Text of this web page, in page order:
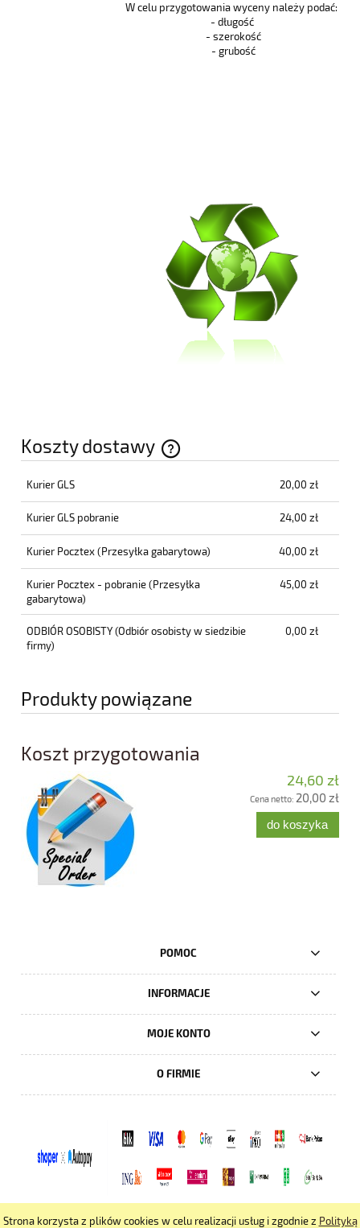
Strona korzysta z plików cookies w celu realizacji usług i zgodnie z Polityką
W celu przygotowania wyceny należy podać:
- długość
- szerokość
- grubość
Koszty dostawy
Cena nie zawiera ewentualnych kosztów płatności
Kurier GLS 20,00 zł
Kurier GLS pobranie 24,00 zł
Kurier Pocztex(Przesyłka gabarytowa) 40,00 zł
Kurier Pocztex - pobranie(Przesyłka
gabarytowa)
45,00 zł
ODBIÓR OSOBISTY(Odbiór osobisty w siedzibie
firmy)
0,00 zł
Produkty powiązane
Koszt przygotowania
24,60 zł
Cena netto: 20,00 zł
do koszyka
POMOC
INFORMACJE
MOJE KONTO
O FIRMIE